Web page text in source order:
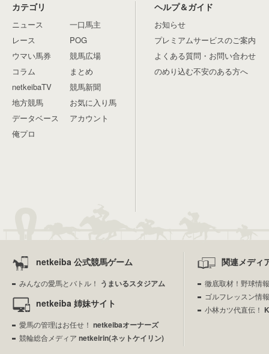
カテゴリ
ニュース
レース
ウマい馬券
コラム
netkeibaTV
地方競馬
データベース
俺プロ
一口馬主
POG
競馬広場
まとめ
競馬新聞
お気に入り馬
アカウント
ヘルプ＆ガイド
お知らせ
プレミアムサービスのご案内
よくある質問・お問い合わせ
のめり込む不安のある方へ
netkeiba 公式競馬ゲーム
みんなの愛馬とバトル！ うまいるスタジアム
netkeiba 姉妹サイト
愛馬の管理はお任せ！ netkeibaオーナーズ
競輪総合メディア netkeirin(ネットケイリン)
関連メディ
徹底取材！野球情
ゴルフレッスン情
小林カツ代直伝！